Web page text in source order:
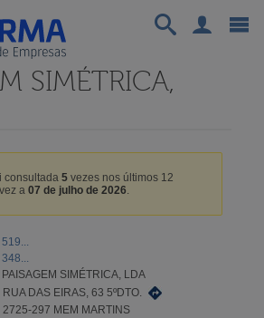
SIMÉTRICA,
consultada 5vezes nos últimos 12
a 07 de julho de 2026.
519...
348...
PAISAGEM SIMÉTRICA, LDA
RUA DAS EIRAS, 63 5ºDTO.
2725-297 MEM MARTINS